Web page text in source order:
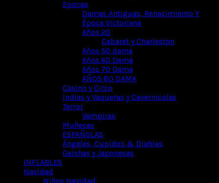
Epocas
Damas Antiguas, Renacimiento Y
Época Victoriana
Años 20
Cabaret y Charleston
Años 50 dama
Años 60 Dama
Años 70 Dama
AÑOS 80 DAMA
Casino y Circo
Indias y Vaqueras y Cavernicolas
Terror
Vampiras
Muñecas
ESPAÑOLAS
Ángeles, Cupidos & Diablas
Geishas y Japonesas
INFLABLES
Navidad
Niños Navidad